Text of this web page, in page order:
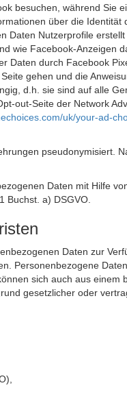
besuchen, während Sie
über die
Daten Nutzerprofile
wie Facebook-Anzeigen
Daten durch Facebook
gehen und die
d.h. sie sind auf alle
out-Seite der Network
uk/your-ad-
pseudonymisiert.
Daten mit Hilfe
Buchst. a) DSGVO.
Daten zur
Personenbezogene
sich auch aus
gesetzlicher oder